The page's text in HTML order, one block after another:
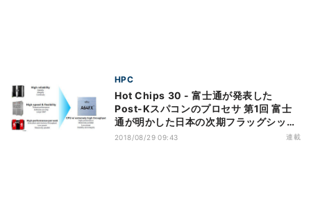
HPC
Hot Chips 30 - 富士通が発表した
Post-Kスパコンのプロセサ 第1回 富士
通が明かした日本の次期フラッグシップ
スパコンの心臓部
2018/08/29 09:43 連載